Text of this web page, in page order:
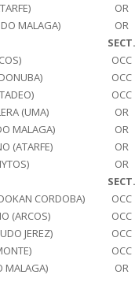
OR
MALAGA)
OR
SECT.
OCC
OCC
OCC
(UMA)
OR
MALAGA)
OR
(ATARFE)
OR
OR
SECT.
CORDOBA)
OCC
(ARCOS)
OCC
JEREZ)
OCC
OCC
MALAGA)
OR